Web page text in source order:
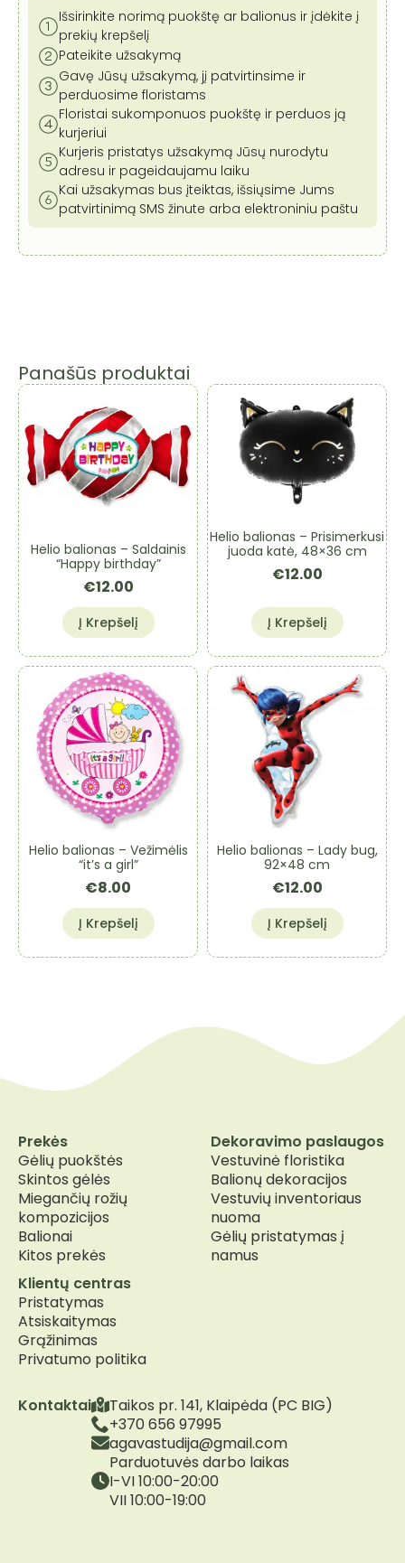
Išsirinkite norimą puokštę ar balionus ir įdėkite į
prekių krepšelį
Pateikite užsakymą
Gavę Jūsų užsakymą, jį patvirtinsime ir
perduosime floristams
Floristai sukomponuos puokštę ir perduos ją
kurjeriui
Kurjeris pristatys užsakymą Jūsų nurodytu
adresu ir pageidaujamu laiku
Kai užsakymas bus įteiktas, išsiųsime Jums
patvirtinimą SMS žinute arba elektroniniu paštu
Panašūs produktai
Helio balionas – Saldainis
“Happy birthday”
€12.00
Į Krepšelį
Helio balionas – Prisimerkusi
juoda katė, 48×36 cm
€12.00
Į Krepšelį
Helio balionas – Vežimėlis
“it’s a girl”
€8.00
Į Krepšelį
Helio balionas – Lady bug,
92×48 cm
€12.00
Į Krepšelį
Kontaktai
Taikos pr. 141, Klaipėda (PC BIG)
+370 656 97995
agavastudija@gmail.com
Parduotuvės darbo laikas
I-VI 10:00-20:00
VII 10:00-19:00
Prekės
Gėlių puokštės
Skintos gėlės
Miegančių rožių
kompozicijos
Balionai
Kitos prekės
Dekoravimo paslaugos
Vestuvinė floristika
Balionų dekoracijos
Vestuvių inventoriaus
nuoma
Gėlių pristatymas į
namus
Klientų centras
Pristatymas
Atsiskaitymas
Grąžinimas
Privatumo politika